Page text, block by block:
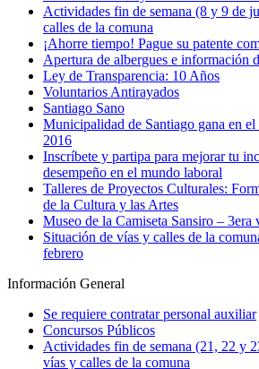
Actividades fin de semana (8 y 9 de
calles de la comuna
¡Ahorre tiempo! Pague su patente
Apertura de albergues e información
Ley de Transparencia: 10 Años
Voluntarios Antirayados
Santiago Sano
Municipalidad de Santiago gana en
2016
Inscríbete y partipa para mejorar tu
desempeño en el mundo laboral
Talleres de Proyectos Culturales:
de la Cultura y las Artes
Museo de la Camiseta Sansiro – 3era
Situación de vías y calles de la
febrero
Información General
Se requiere contratar personal auxiliar
Concursos Públicos
Actividades fin de semana (21, 22 y
vías y calles de la comuna